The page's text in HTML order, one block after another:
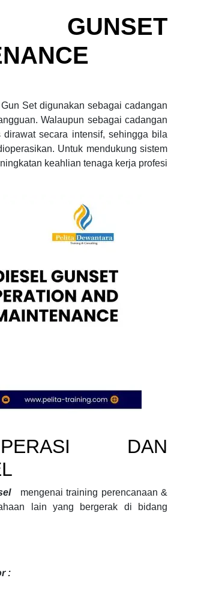
GUNSET
Set digunakan sebagai cadangan
Walaupun sebagai cadangan
secara intensif, sehingga bila
Untuk mendukung sistem
keahlian tenaga kerja profesi
DAN
mengenaitraining perencanaan &
lain yang bergerak di bidang
: